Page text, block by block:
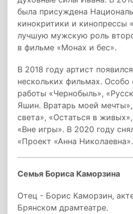
была присуждена
кинокритики и кинопрессы
лучшую мужскую роль
в фильме «Монах и бес».
В 2018 году артист
нескольких фильмах. Особо
работы «Чернобыль»,
Яшин. Вратарь моей
света», «Остаться в
«Вне игры». В 2020 году
«Проект «Анна Николаевна».
Семья Бориса Каморзина
Отец - Борис Каморзин,
Брянском драмтеатре.